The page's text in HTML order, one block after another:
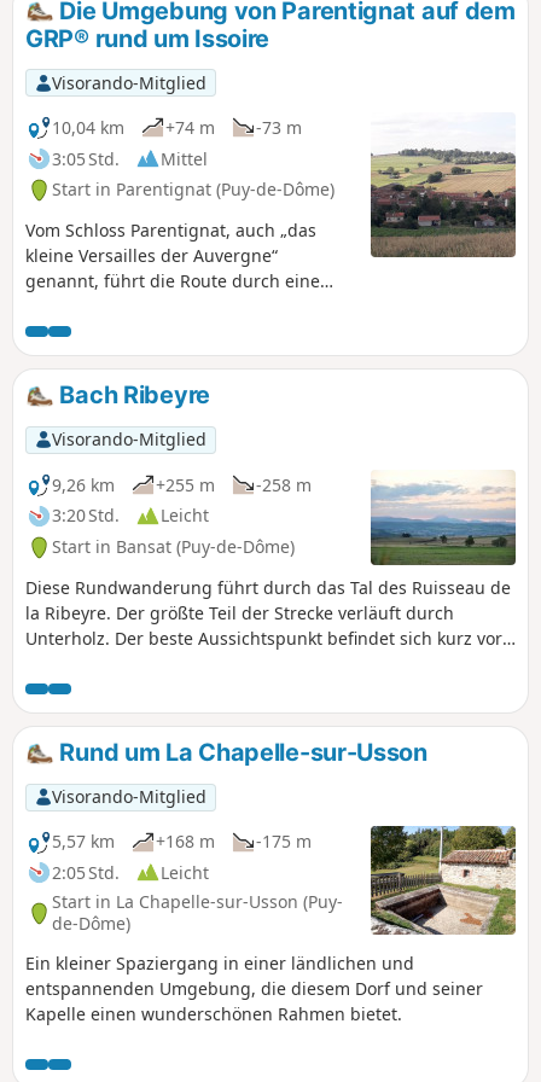
von den täglichen Aktivitäten unserer
Vorgehen zeugen (Brunnen,
Hanfbehälter, Waschhäuser ...).
Die Umgebung von Parentignat auf dem
GRP® rund um Issoire
Visorando-Mitglied
10,04 km
+74 m
-73 m
3:05 Std.
Mittel
Start in Parentignat (Puy-de-Dôme)
Vom Schloss Parentignat, auch „das
kleine Versailles der Auvergne“
genannt, führt die Route durch eine
zahlreichen Bächen durchzogen und
mit einigen Dörfern übersät ist. Sie
bietet einen schönen Blick auf das
weitläufige Anwesen Durette.
Bach Ribeyre
Visorando-Mitglied
9,26 km
+255 m
-258 m
3:20 Std.
Leicht
Start in Bansat (Puy-de-Dôme)
Diese Rundwanderung führt durch das Tal des Ruisseau de
la Ribeyre. Der größte Teil der Strecke verläuft durch
Unterholz. Der beste Aussichtspunkt befindet sich kurz vor
Rund um La Chapelle-sur-Usson
Visorando-Mitglied
5,57 km
+168 m
-175 m
2:05 Std.
Leicht
Start in La Chapelle-sur-Usson (Puy-
de-Dôme)
Ein kleiner Spaziergang in einer ländlichen und
entspannenden Umgebung, die diesem Dorf und seiner
Kapelle einen wunderschönen Rahmen bietet.